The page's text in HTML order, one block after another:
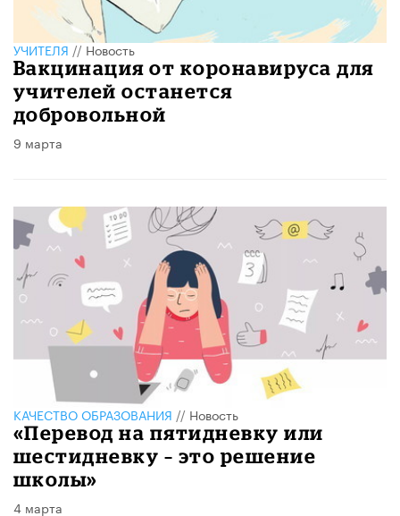
УЧИТЕЛЯ//Новость
Вакцинация от коронавируса для
учителей останется
добровольной
9 марта
КАЧЕСТВО ОБРАЗОВАНИЯ // Новость
«Перевод на пятидневку или
шестидневку – это решение
школы»
4 марта